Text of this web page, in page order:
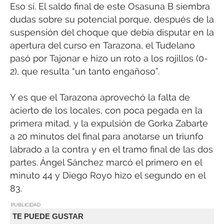
Eso sí. El saldo final de este Osasuna B siembra
dudas sobre su potencial porque, después de la
suspensión del choque que debía disputar en la
apertura del curso en Tarazona, el Tudelano
pasó por Tajonar e hizo un roto a los rojillos (0-
2), que resulta “un tanto engañoso”.
Y es que el Tarazona aprovechó la falta de
acierto de los locales, con poca pegada en la
primera mitad, y la expulsión de Gorka Zabarte
a 20 minutos del final para anotarse un triunfo
labrado a la contra y en el tramo final de las dos
partes. Ángel Sánchez marcó el primero en el
minuto 44 y Diego Royo hizo el segundo en el
83.
PUBLICIDAD
TE PUEDE GUSTAR